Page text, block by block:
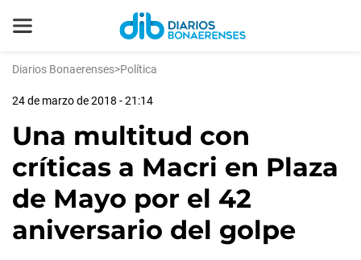
Diarios Bonaerenses>Política
24 de marzo de 2018 - 21:14
Una multitud con
críticas a Macri en Plaza
de Mayo por el 42
aniversario del golpe